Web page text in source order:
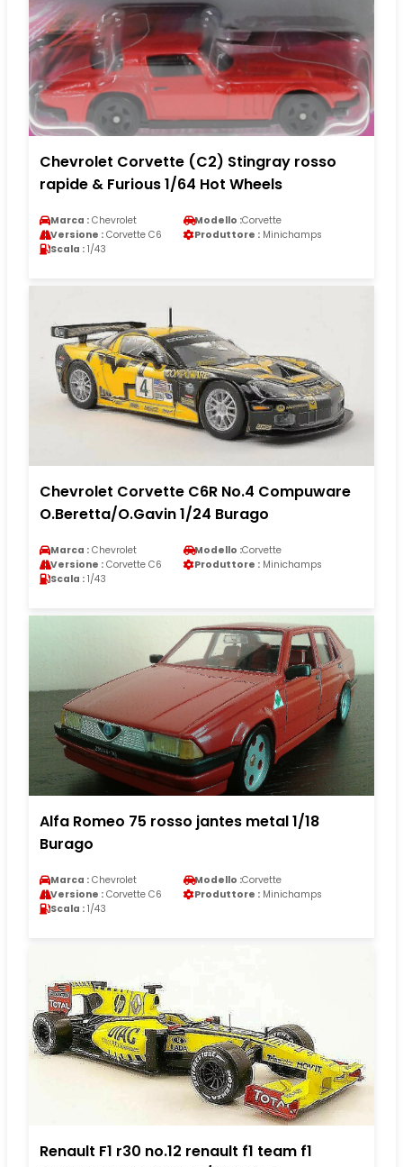
Chevrolet Corvette (C2) Stingray rosso
rapide & Furious 1/64 Hot Wheels
Marca : Chevrolet Modello :Corvette
Versione : Corvette C6 Produttore : Minichamps
Scala : 1/43
Chevrolet Corvette C6R No.4 Compuware
O.Beretta/O.Gavin 1/24 Burago
Marca : Chevrolet Modello :Corvette
Versione : Corvette C6 Produttore : Minichamps
Scala : 1/43
Alfa Romeo 75 rosso jantes metal 1/18
Burago
Marca : Chevrolet Modello :Corvette
Versione : Corvette C6 Produttore : Minichamps
Scala : 1/43
Renault F1 r30 no.12 renault f1 team f1